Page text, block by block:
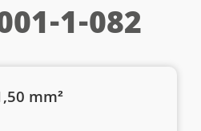
1-082
mm²